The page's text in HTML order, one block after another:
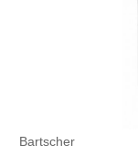
Bartscher